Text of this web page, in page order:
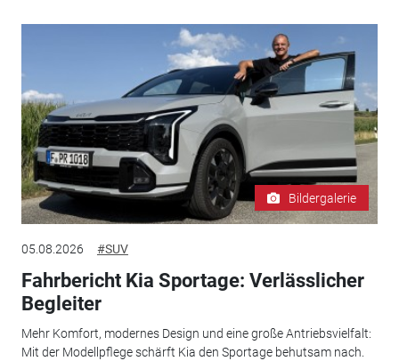
Bildergalerie
05.08.2026 #SUV
Fahrbericht Kia Sportage: Verlässlicher
Begleiter
Mehr Komfort, modernes Design und eine große Antriebsvielfalt:
Mit der Modellpflege schärft Kia den Sportage behutsam nach.